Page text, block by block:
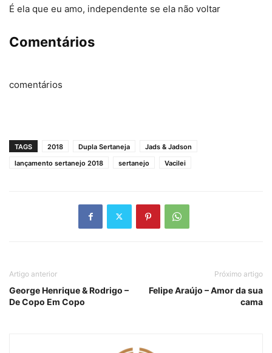
É ela que eu amo, independente se ela não voltar
Comentários
comentários
TAGS 2018 Dupla Sertaneja
Jads & Jadson
lançamento sertanejo 2018
sertanejo Vacilei
Artigo anterior
George Henrique & Rodrigo –
De Copo Em Copo
Próximo artigo
Felipe Araújo – Amor da sua
cama